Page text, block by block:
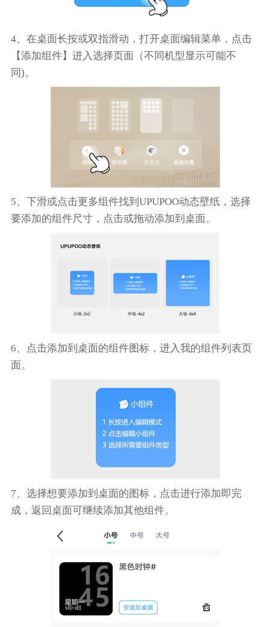
4、在桌面长按或双指滑动，打开桌面编辑菜单，点击
【添加组件】进入选择页面（不同机型显示可能不
同)。
5、下滑或点击更多组件找到UPUPOO动态壁纸，选择
要添加的组件尺寸，点击或拖动添加到桌面。
6、点击添加到桌面的组件图标，进入我的组件列表页
面。
7、选择想要添加到桌面的图标，点击进行添加即完
成，返回桌面可继续添加其他组件。